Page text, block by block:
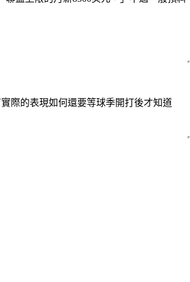
際的表現如何還要等球季開打後才知道